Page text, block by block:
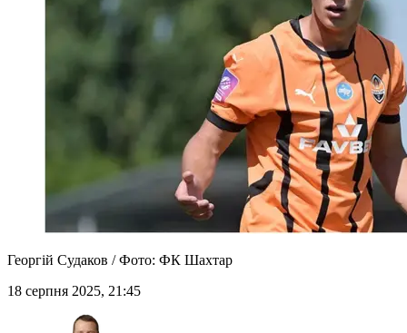
Георгій Судаков / Фото: ФК Шахтар
18 серпня 2025, 21:45